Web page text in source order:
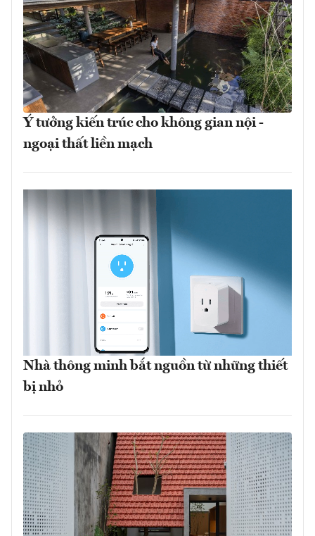
Ý tưởng kiến trúc cho không gian nội -
ngoại thất liền mạch
Nhà thông minh bắt nguồn từ những thiết
bị nhỏ